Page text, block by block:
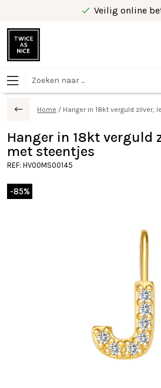
Veilig online
Home / Hanger in 18kt verguld zilver,
Hanger in 18kt verguld
met steentjes
REF: HV00MS00145
-85%